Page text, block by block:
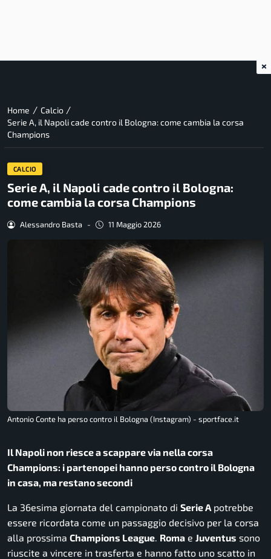
Home / Calcio /
Serie A, il Napoli cade contro il Bologna: come cambia la corsa
Champions
CALCIO
Serie A, il Napoli cade contro il Bologna:
come cambia la corsa Champions
Alessandro Basta - 11 Maggio 2026
Antonio Conte ha perso contro il Bologna (Instagram) - sportface.it
Il Napoli non riesce a scappare via nella corsa
Champions: i partenopei hanno perso contro il Bologna
in casa, ma restano secondi
La 36esima giornata del campionato di Serie A potrebbe
essere ricordata come un passaggio decisivo per la corsa
alla prossima Champions League. Roma e Juventus sono
riuscite a vincere in trasferta e hanno fatto uno scatto in
×